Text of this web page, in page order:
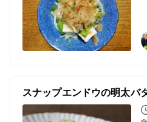
スナップエンドウの明太バ